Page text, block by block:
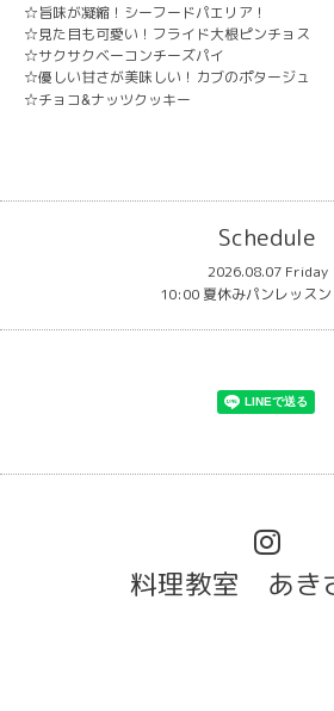
☆旨味が凝縮！シーフードパエリア！
☆見た目も可愛い！フライド大根ピンチョス
☆サクサクベーコンチーズパイ
☆優しい甘さが美味しい！カブのポタージュ
☆チョコ&ナッツクッキー
Schedule
2026.08.07 Friday
10:00 夏休みパンレッス
料理教室 あき